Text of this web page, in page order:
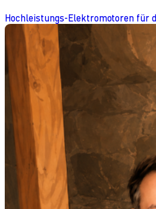
Hochleistungs-Elektromotoren für